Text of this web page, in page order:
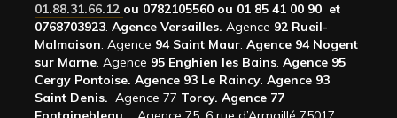
01.88.31.66.12 ou 0782105560 ou 01 85 41 00 90 et
0768703923. Agence Versailles. Agence 92 Rueil-
Malmaison. Agence 94 Saint Maur. Agence 94 Nogent
sur Marne. Agence 95 Enghien les Bains. Agence 95
Cergy Pontoise. Agence 93 Le Raincy. Agence 93
Saint Denis. Agence 77 Torcy. Agence 77